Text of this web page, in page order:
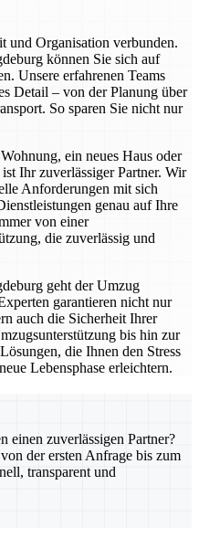
Organisation verbunden.
können Sie sich auf
Unsere erfahrenen Teams
Detail – von der Planung über
So sparen Sie nicht nur
ein neues Haus oder
Ihr zuverlässiger Partner. Wir
Anforderungen mit sich
genau auf Ihre
von einer
die zuverlässig und
geht der Umzug
garantieren nicht nur
auch die Sicherheit Ihrer
bis hin zur
die Ihnen den Stress
Lebensphase erleichtern.
einen zuverlässigen Partner?
der ersten Anfrage bis zum
transparent und